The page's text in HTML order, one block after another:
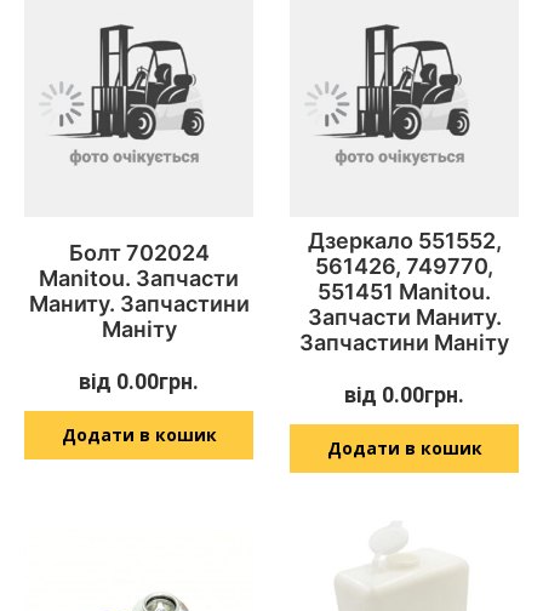
Болт 702024
Manitou. Запчасти
Маниту. Запчастини
Маніту
від 0.00грн.
Додати в кошик
Дзеркало 551552,
561426, 749770,
551451 Manitou.
Запчасти Маниту.
Запчастини Маніту
від 0.00грн.
Додати в кошик